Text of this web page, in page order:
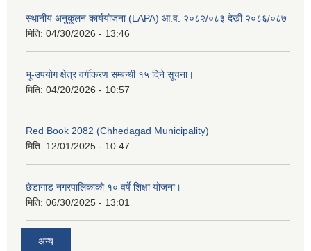
स्थानीय अनुकूलन कार्ययोजना (LAPA) आ.व. २०८२/०८३ देखी २०८६/०८७
मिति: 04/30/2026 - 13:46
भू-उपयोग क्षेत्र वर्गीकरण सम्बन्धी १५ दिने सूचना।
मिति: 04/20/2026 - 10:57
Red Book 2082 (Chhedagad Municipality)
मिति: 12/01/2025 - 10:47
छेडागाड नगरपालिकाको १० वर्षे शिक्षा योजना।
मिति: 06/30/2025 - 13:01
अन्य